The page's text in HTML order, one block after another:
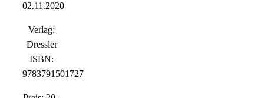
02.11.2020
Verlag:
Dressler
ISBN:
9783791501727